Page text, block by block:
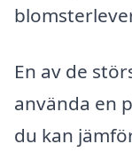
En av de
använda en
du kan